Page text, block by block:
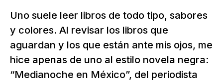
Uno suele leer libros de todo tipo, sabores
y colores. Al revisar los libros que
aguardan y los que están ante mis ojos, me
hice apenas de uno al estilo novela negra:
“Medianoche en México”, del periodista